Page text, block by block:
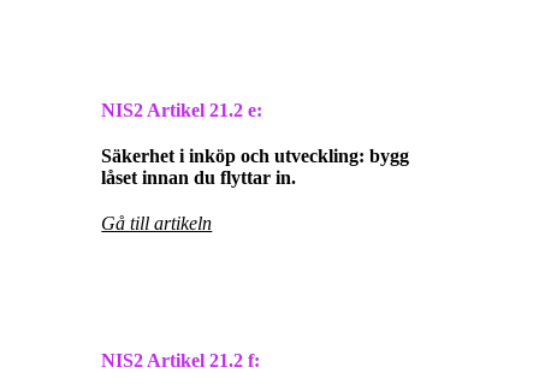
NIS2 Artikel21.2 e:
Säkerhet i inköp och utveckling: bygg
låset innan du flyttar in.
Gå till artikeln
NIS2 Artikel21.2 f: